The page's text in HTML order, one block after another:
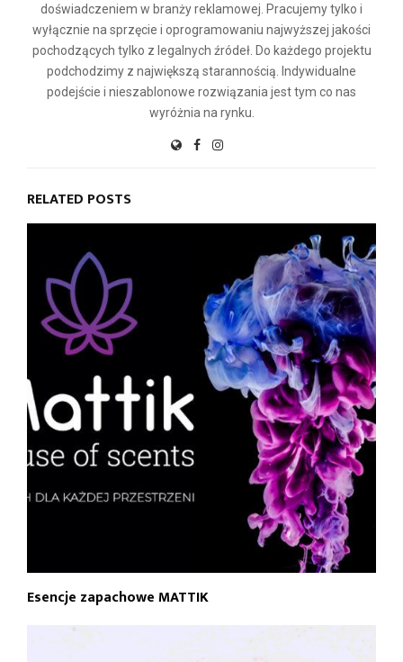
doświadczeniem w branży reklamowej. Pracujemy tylko i
wyłącznie na sprzęcie i oprogramowaniu najwyższej jakości
pochodzących tylko z legalnych źródeł. Do każdego projektu
podchodzimy z największą starannością. Indywidualne
podejście i nieszablonowe rozwiązania jest tym co nas
wyróżnia na rynku.
RELATED POSTS
Esencje zapachowe MATTIK